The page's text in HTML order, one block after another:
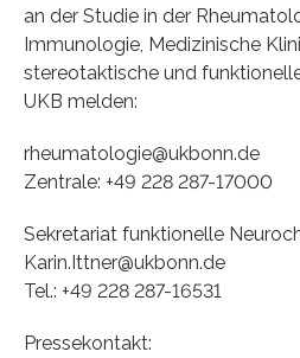
an der Studie in der
Immunologie, Medizinische
stereotaktische und
UKB melden:
rheumatologie@ukbonn.de
Zentrale: +49 228 287-17000
Sekretariat funktionelle
Karin.Ittner@ukbonn.de
Tel.: +49 228 287-16531
Pressekontakt: